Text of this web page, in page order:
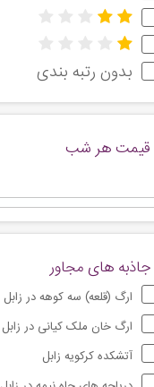
بدون رتبه بندی
قیمت هر شب
جاذبه های مجاور
ارگ (قلعه) سه کوهه در زابل
ارگ خان ملک کیانی در زابل
آتشکده کرکویه زابل